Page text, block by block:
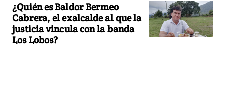
¿Quién es Baldor Bermeo
Cabrera, el exalcalde al que la
justicia vincula con la banda
Los Lobos?